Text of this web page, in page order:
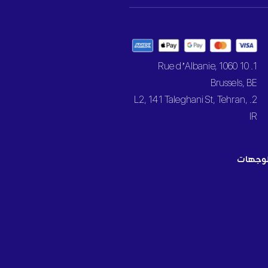
1. 10 Rue d’Albanie, 1060
Brussels, BE
2. L2, 141 Taleghani St, Tehran,
IR